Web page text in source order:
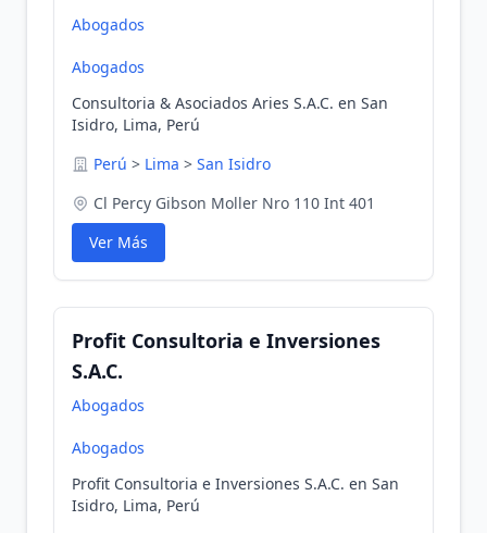
Abogados
Abogados
Consultoria & Asociados Aries S.A.C. en San
Isidro, Lima, Perú
Perú > Lima > San Isidro
Cl Percy Gibson Moller Nro 110 Int 401
Ver Más
Profit Consultoria e Inversiones
S.A.C.
Abogados
Abogados
Profit Consultoria e Inversiones S.A.C. en San
Isidro, Lima, Perú